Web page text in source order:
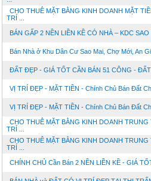
CHO THUÊ MẶT BẰNG KINH DOANH MẶT
TRÍ ...
BÁN GẤP 2 NỀN LIỀN KỀ CÓ NHÀ – KDC
Bán Nhà ở Khu Dân Cư Sao Mai, Chợ Mới, An
ĐẤT ĐẸP - GIÁ TỐT CẦN BÁN 51 CÔNG - ĐẤT
VỊ TRÍ ĐẸP - MẶT TIỀN - Chính Chủ Bán Đất
VỊ TRÍ ĐẸP - MẶT TIỀN - Chính Chủ Bán Đất
CHO THUÊ MẶT BẰNG KINH DOANH TRUNG
TRÍ ...
CHO THUÊ MẶT BẰNG KINH DOANH TRUNG
TRÍ ...
CHÍNH CHỦ Cần Bán 2 NỀN LIỀN KỀ - GIÁ